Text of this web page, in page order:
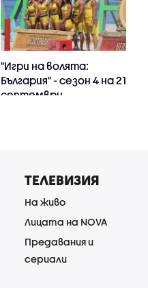
"Игри на волята:
България" - сезон 4 на 21
септември
ТЕЛЕВИЗИЯ
На живо
Лицата на NOVA
Предавания и
сериали